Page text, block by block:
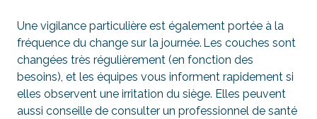
Une vigilance particulière est également portée à la
fréquence du change sur la journée. Les couches sont
changées très régulièrement (en fonction des
besoins), et les équipes vous informent rapidement si
elles observent une irritation du siège. Elles peuvent
aussi conseille de consulter un professionnel de santé